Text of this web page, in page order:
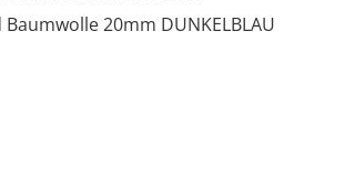
20mm DUNKELBLAU